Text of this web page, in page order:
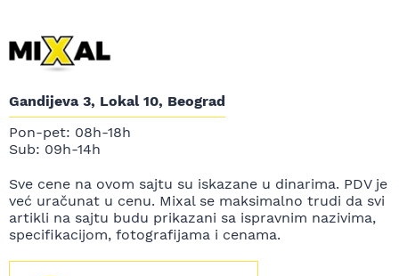
Gandijeva 3, Lokal 10, Beograd
Pon-pet: 08h-18h
Sub: 09h-14h
Sve cene na ovom sajtu su iskazane u dinarima. PDV je
već uračunat u cenu. Mixal se maksimalno trudi da svi
artikli na sajtu budu prikazani sa ispravnim nazivima,
specifikacijom, fotografijama i cenama.